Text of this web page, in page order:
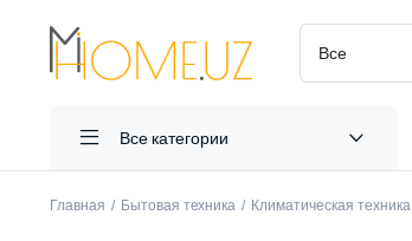
Все категории
Главная Бытовая техника Климатическая техника